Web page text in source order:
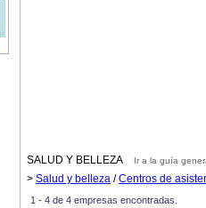
SALUD Y BELLEZA Ir a la guía
> Salud y belleza /Centros de
1 - 4 de 4 empresas encontradas.